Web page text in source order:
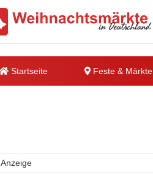
Startseite Feste & Märkte
Anzeige